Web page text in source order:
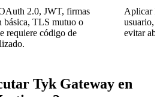
2.0, JWT, firmas
TLS mutuo o
requiere código de
Aplicar
usuario,
evitar
Tyk Gateway en